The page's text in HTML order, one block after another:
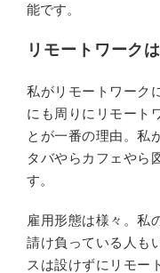
能です。
リモートワーク
私がリモートワーク
にも周りにリモート
とが一番の理由。私
タバやらカフェやら
す。
雇用形態は様々。私
請け負っている人も
スは設けずにリモー